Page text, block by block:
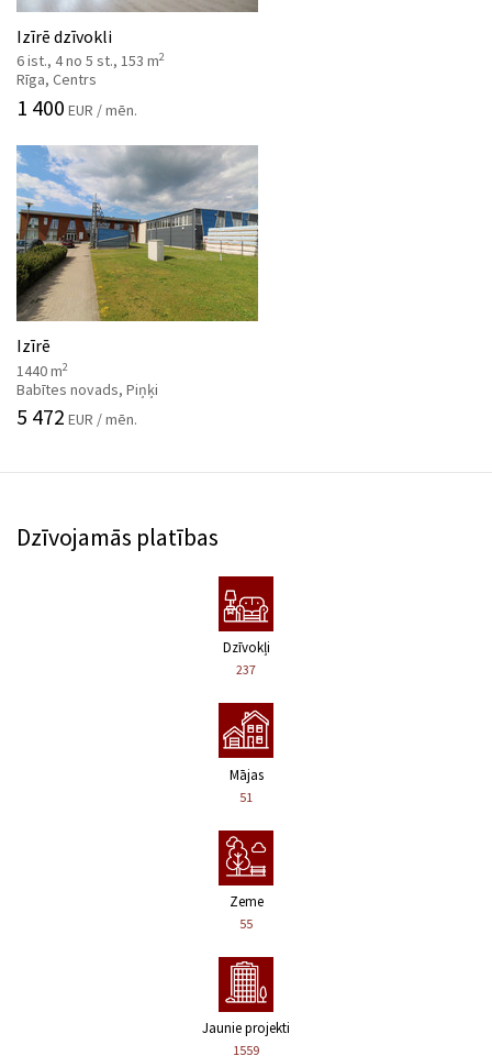
Izīrē dzīvokli
6 ist., 4 no 5 st., 153 m2
Rīga, Centrs
1 400 EUR / mēn.
Izīrē
1440 m2
Babītes novads, Piņķi
5 472 EUR / mēn.
Dzīvojamās platības
Dzīvokļi
237
Mājas
51
Zeme
55
Jaunie projekti
1559